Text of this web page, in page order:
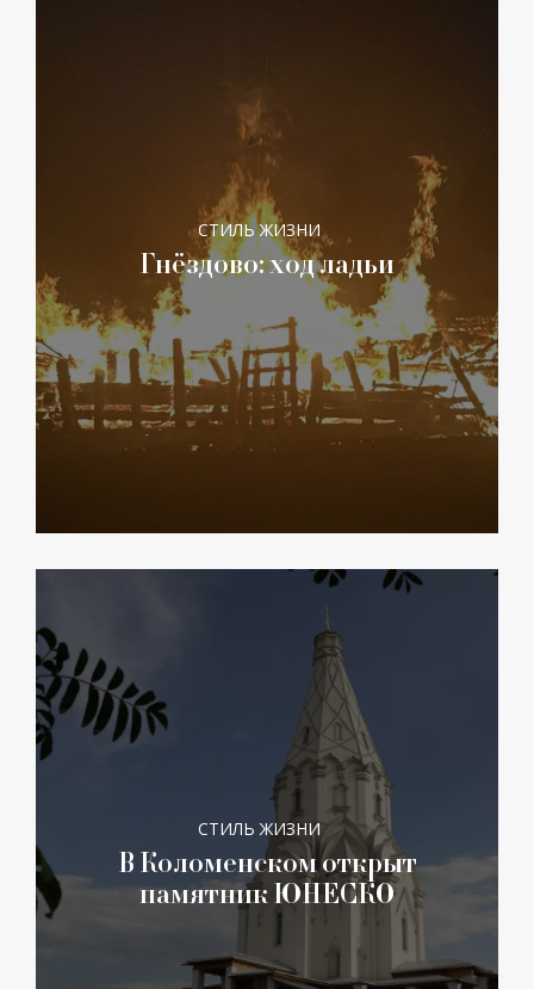
СТИЛЬ ЖИЗНИ
Гнёздово: ход ладьи
СТИЛЬ ЖИЗНИ
В Коломенском открыт
памятник ЮНЕСКО